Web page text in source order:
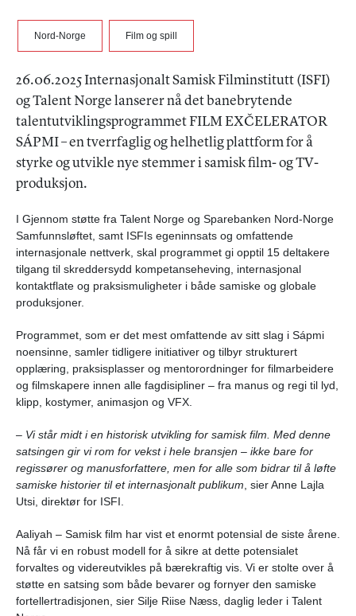
Nord-Norge Film og spill
26.06.2025 Internasjonalt Samisk Filminstitutt (ISFI)
og Talent Norge lanserer nå det banebrytende
talentutviklingsprogrammet FILM EXČELERATOR
SÁPMI – en tverrfaglig og helhetlig plattform for å
styrke og utvikle nye stemmer i samisk film- og TV-
produksjon.
I Gjennom støtte fra Talent Norge og Sparebanken Nord-Norge
Samfunnsløftet, samt ISFIs egeninnsats og omfattende
internasjonale nettverk, skal programmet gi opptil 15 deltakere
tilgang til skreddersydd kompetanseheving, internasjonal
kontaktflate og praksismuligheter i både samiske og globale
produksjoner.
Programmet, som er det mest omfattende av sitt slag i Sápmi
noensinne, samler tidligere initiativer og tilbyr strukturert
opplæring, praksisplasser og mentorordninger for filmarbeidere
og filmskapere innen alle fagdisipliner – fra manus og regi til lyd,
klipp, kostymer, animasjon og VFX.
– Vi står midt i en historisk utvikling for samisk film. Med denne
satsingen gir vi rom for vekst i hele bransjen – ikke bare for
regissører og manusforfattere, men for alle som bidrar til å løfte
samiske historier til et internasjonalt publikum , sier Anne Lajla
Utsi, direktør for ISFI.
Aaliyah – Samisk film har vist et enormt potensial de siste årene.
Nå får vi en robust modell for å sikre at dette potensialet
forvaltes og videreutvikles på bærekraftig vis. Vi er stolte over å
støtte en satsing som både bevarer og fornyer den samiske
fortellertradisjonen, sier Silje Riise Næss, daglig leder i Talent